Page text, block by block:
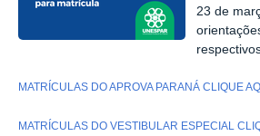
23 de
MATRÍCULAS DO APROVA PARANÁ CLIQUE
MATRÍCULAS DO VESTIBULAR ESPECIAL